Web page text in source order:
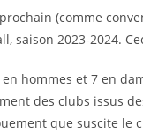
(comme
2023-2024.
hommes et 7 en
des clubs issus
que suscite